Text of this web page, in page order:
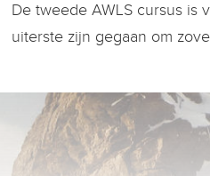
De tweede AWLS cursus is
uiterste zijn gegaan om